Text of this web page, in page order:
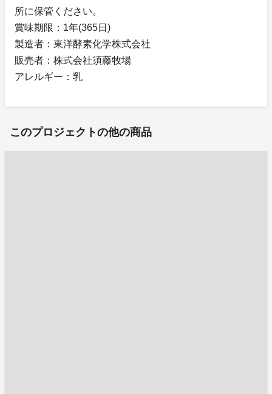
所に保管ください。
賞味期限：1年(365日)
製造者：東洋酵素化学株式会社
販売者：株式会社須藤牧場
アレルギー：乳
このプロジェクトの他の商品